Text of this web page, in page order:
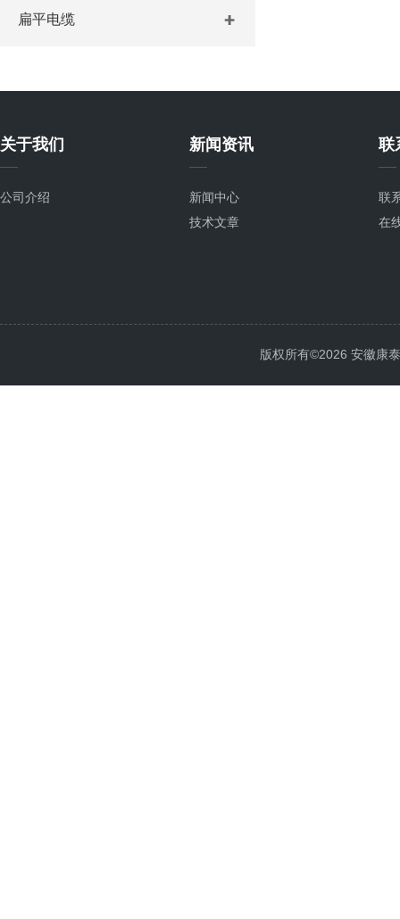
扁平电缆
关于我们
公司介绍
新闻资讯
新闻中心
技术文章
联
联
在
版权所有©2026 安徽康